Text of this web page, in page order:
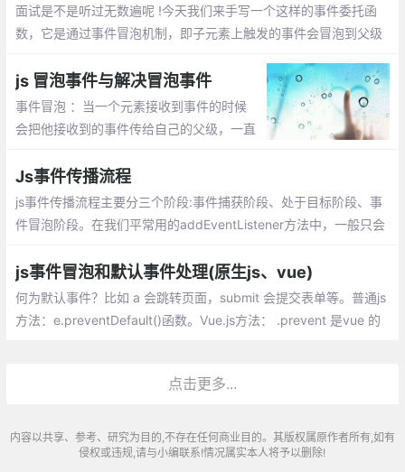
面试是不是听过无数遍呢 !今天我们来手写一个这样的事件委托函
数，它是通过事件冒泡机制，即子元素上触发的事件会冒泡到父级
js 冒泡事件与解决冒泡事件
事件冒泡 ：当一个元素接收到事件的时候
会把他接收到的事件传给自己的父级，一直
topPropagation(); window.event.cancelB
ubble=true;
Js事件传播流程
js事件传播流程主要分三个阶段:事件捕获阶段、处于目标阶段、事
件冒泡阶段。在我们平常用的addEventListener方法中，一般只会
行的函数
js事件冒泡和默认事件处理(原生js、vue)
何为默认事件？比如 a 会跳转页面，submit 会提交表单等。普通js
方法：e.preventDefault()函数。Vue.js方法： .prevent 是vue 的
点击更多...
内容以共享、参考、研究为目的,不存在任何商业目的。其版权属原作者所有,如有
侵权或违规,请与小编联系!情况属实本人将予以删除!